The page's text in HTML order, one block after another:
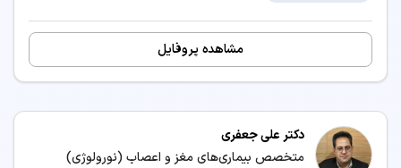
مشاهده پروفایل
دکتر علی جعفری
متخصص بیماری‌های مغز و اعصاب (نورولوژی)